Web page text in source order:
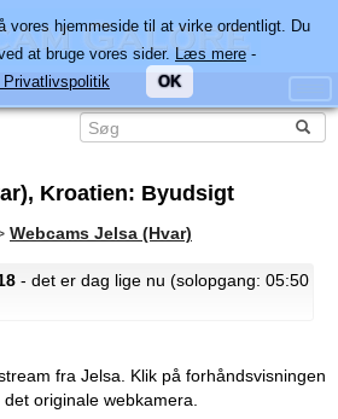
Kroatien: Byudsigt
Webcams Jelsa (Hvar)
- det er dag lige nu (solopgang: 05:50
fra Jelsa.
Klik på forhåndsvisningen
originale webkamera.
vores hjemmeside til at virke ordentligt. Du
at bruge vores sider. Læs mere -
Privatlivspolitik
OK